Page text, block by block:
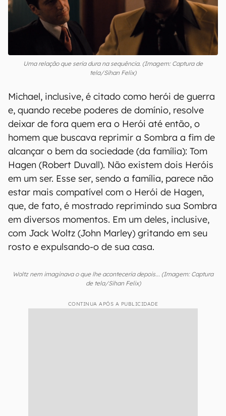
Uma relação que seria dura na sequência. (Imagem: Captura de
tela/Sihan Felix)
Michael, inclusive, é citado como herói de guerra
e, quando recebe poderes de domínio, resolve
deixar de fora quem era o Herói até então, o
homem que buscava reprimir a Sombra a fim de
alcançar o bem da sociedade (da família): Tom
Hagen (Robert Duvall). Não existem dois Heróis
em um ser. Esse ser, sendo a família, parece não
estar mais compatível com o Herói de Hagen,
que, de fato, é mostrado reprimindo sua Sombra
em diversos momentos. Em um deles, inclusive,
com Jack Woltz (John Marley) gritando em seu
rosto e expulsando-o de sua casa.
Woltz nem imaginava o que lhe aconteceria depois... (Imagem: Captura
de tela/Sihan Felix)
CONTINUA APÓS A PUBLICIDADE